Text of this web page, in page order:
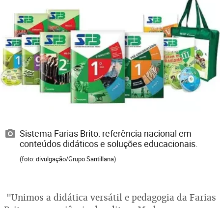
Sistema Farias Brito: referência nacional em
conteúdos didáticos e soluções educacionais.
(foto: divulgação/Grupo Santillana)
"Unimos a didática versátil e pedagogia da Farias